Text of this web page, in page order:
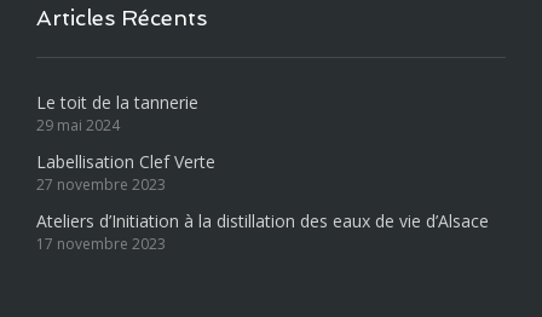
Articles Récents
Le toit de la tannerie
29 mai 2024
Labellisation Clef Verte
27 novembre 2023
Ateliers d’Initiation à la distillation des eaux de vie d’Alsace
17 novembre 2023